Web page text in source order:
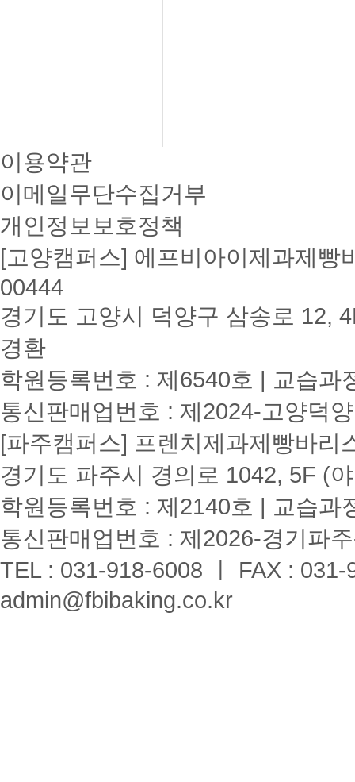
이용약관
이메일무단수집거부
개인정보보호정책
[고양캠퍼스] 에프비아이제과제빵
00444
경기도 고양시 덕양구 삼송로 12,
경환
학원등록번호 : 제6540호 | 교습과
통신판매업번호 : 제2024-고양덕
[파주캠퍼스] 프렌치제과제빵바리
경기도 파주시 경의로 1042, 5F (
학원등록번호 : 제2140호 | 교습과
통신판매업번호 : 제2026-경기파
TEL : 031-918-6008 ㅣ FAX :
admin@fbibaking.co.kr